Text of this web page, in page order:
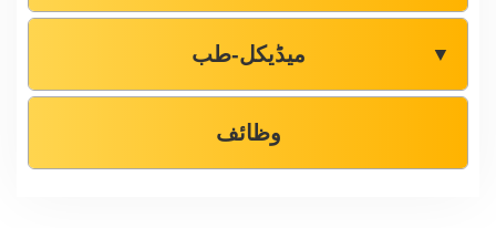
میڈیکل-طب ▼
وظائف